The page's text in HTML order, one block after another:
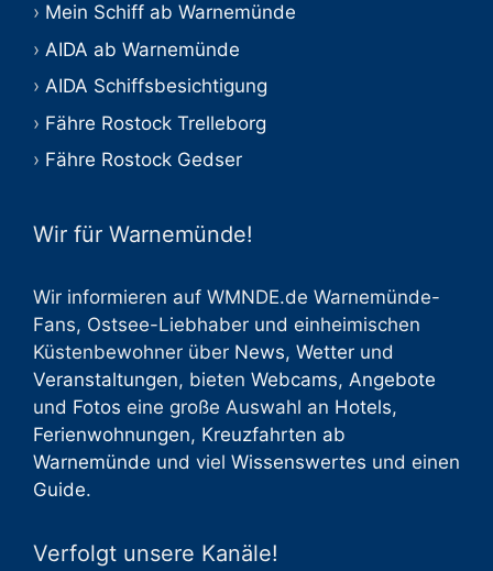
Mein Schiff ab Warnemünde
AIDA ab Warnemünde
AIDA Schiffsbesichtigung
Fähre Rostock Trelleborg
Fähre Rostock Gedser
Wir für Warnemünde!
Wir informieren auf WMNDE.de Warnemünde-
Fans, Ostsee-Liebhaber und einheimischen
Küstenbewohner über News, Wetter und
Veranstaltungen, bieten Webcams, Angebote
und Fotos eine große Auswahl an Hotels,
Ferienwohnungen, Kreuzfahrten ab
Warnemünde und viel Wissenswertes und einen
Guide.
Verfolgt unsere Kanäle!